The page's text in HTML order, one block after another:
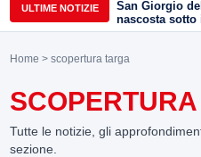
ULTIME NOTIZIE
San Giorgio
nascosta
51enne
Home > scopertura targa
Tutte le notizie, gli
sezione.